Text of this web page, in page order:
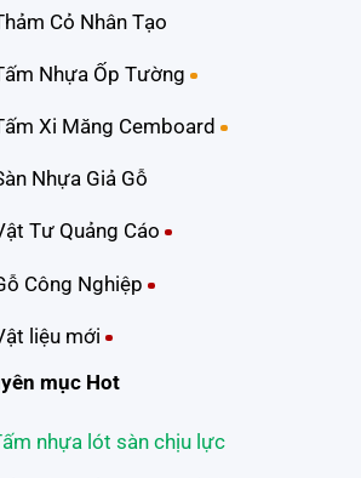
Cỏ Nhân Tạo
Nhựa Ốp Tường
Xi Măng Cemboard
Nhựa Giả Gỗ
Tư Quảng Cáo
Công Nghiệp
liệu mới
mục Hot
nhựa lót sàn chịu lực